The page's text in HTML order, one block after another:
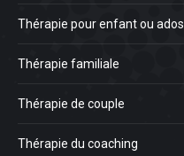
Thérapie pour enfant ou ados
Thérapie familiale
Thérapie de couple
Thérapie du coaching